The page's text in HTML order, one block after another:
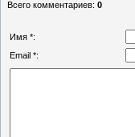
Всего комментариев: 0
Имя *:
Email *: